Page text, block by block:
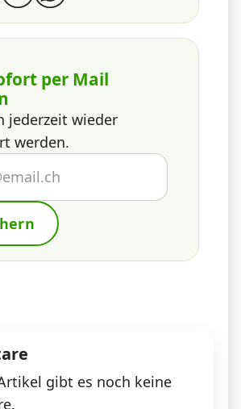
per Mail
jederzeit wieder
werden.
gibt es noch keine